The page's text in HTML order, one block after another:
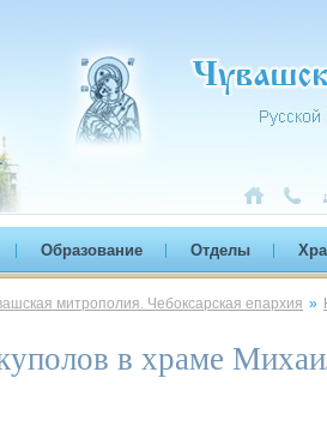
Образование Отделы
митрополия. Чебоксарская епархия »
в храме